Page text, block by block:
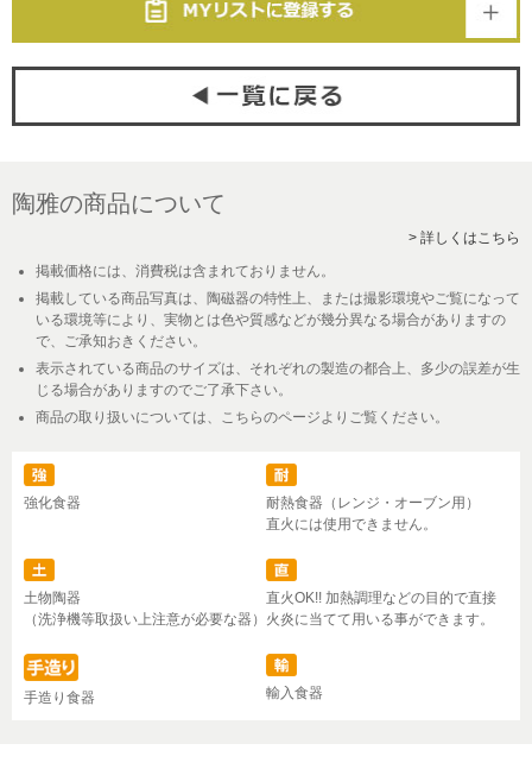
陶雅の商品について
> 詳しくはこちら
掲載価格には、消費税は含まれておりません。
掲載している商品写真は、陶磁器の特性上、または撮影環境やご覧になって
いる環境等により、実物とは色や質感などが幾分異なる場合がありますの
で、ご承知おきください。
表示されている商品のサイズは、それぞれの製造の都合上、多少の誤差が生
じる場合がありますのでご了承下さい。
商品の取り扱いについては、こちらのページよりご覧ください。
強化食器
耐熱食器（レンジ・オーブン用）
直火には使用できません。
土物陶器
（洗浄機等取扱い上注意が必要な器）
直火OK!! 加熱調理などの目的で直接
火炎に当てて用いる事ができます。
手造り食器 輸入食器